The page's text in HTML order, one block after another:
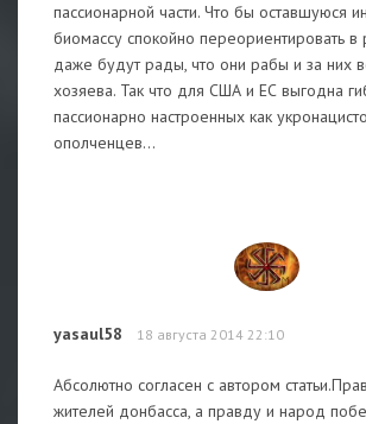
пассионарной части. Что бы оставшуюся
биомассу спокойно переориентировать в
даже будут рады, что они рабы и за них
хозяева. Так что для США и ЕС выгодна
пассионарно настроенных как
ополченцев...
yasaul58 18 августа 2014 22:10
Абсолютно согласен с автором
жителей донбасса, а правду и народ